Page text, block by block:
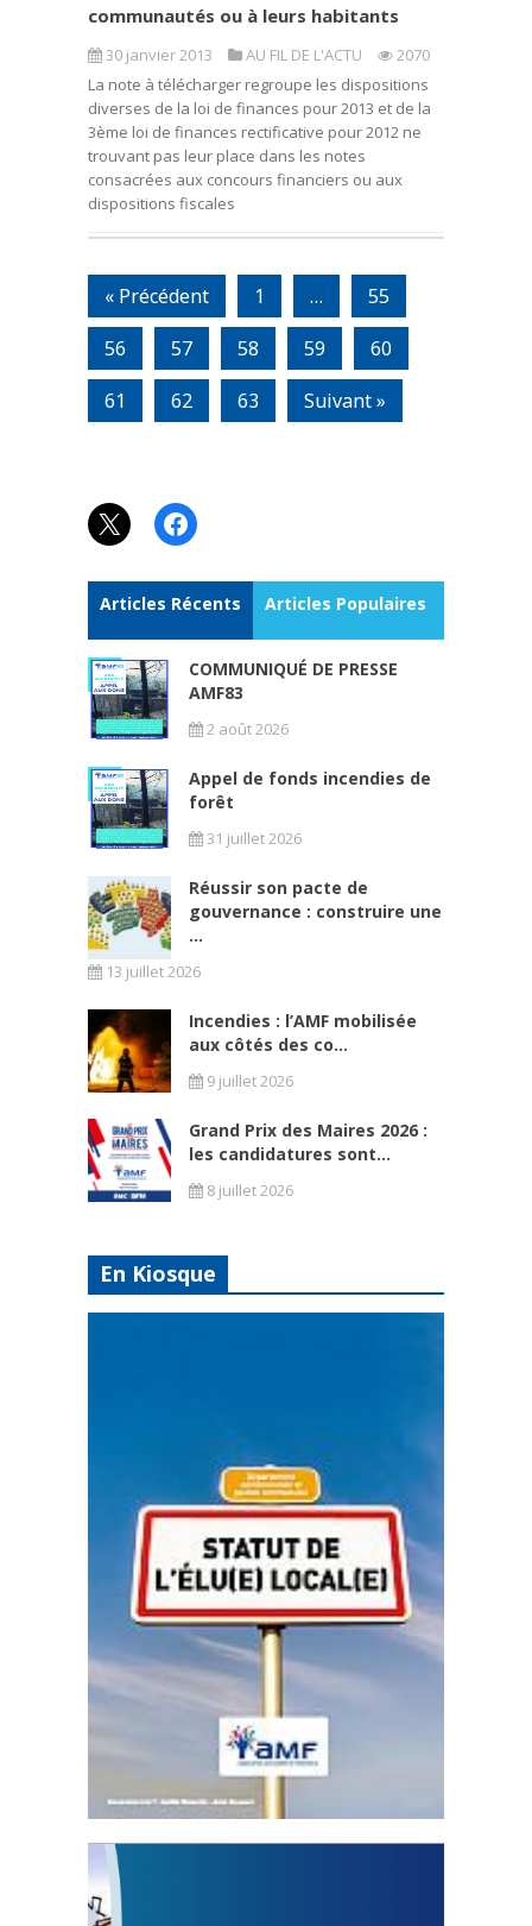
communautés ou à leurs habitants
30 janvier 2013 AU FIL DE L'ACTU
2070
La note à télécharger regroupe les dispositions
diverses de la loi de finances pour 2013 et de la
3ème loi de finances rectificative pour 2012 ne
trouvant pas leur place dans les notes
consacrées aux concours financiers ou aux
dispositions fiscales
« Précédent 1 …
55
56
57 58 59
60
61
62 63 Suivant »
X Facebook
Articles Récents Articles Populaires
COMMUNIQUÉ DE PRESSE
AMF83
2 août 2026
Appel de fonds incendies de
forêt
31 juillet 2026
Réussir son pacte de
gouvernance : construire une
...
13 juillet 2026
Incendies : l’AMF mobilisée
aux côtés des co...
9 juillet 2026
Grand Prix des Maires 2026 :
les candidatures sont...
8 juillet 2026
En Kiosque
Statut de l’élu local
3 avril 2024
Mise à jour avril 2024